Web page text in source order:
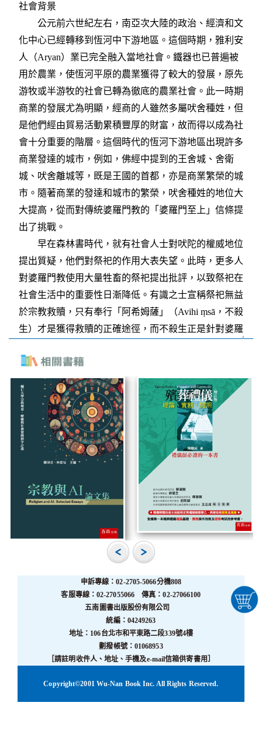
申訴專線：02-2705-5066分機808
客服專線：02-27055066 傳真：02-27066100
五南圖書出版股份有限公司
統編：04249263
地址：106台北市和平東路二段339號4樓
劃撥帳號：01068953
［請註明收件人、地址、手機及e-mail信箱供寄書用］
Copyright©2001 Wu-Nan Book Inc. All Rights Reserved.